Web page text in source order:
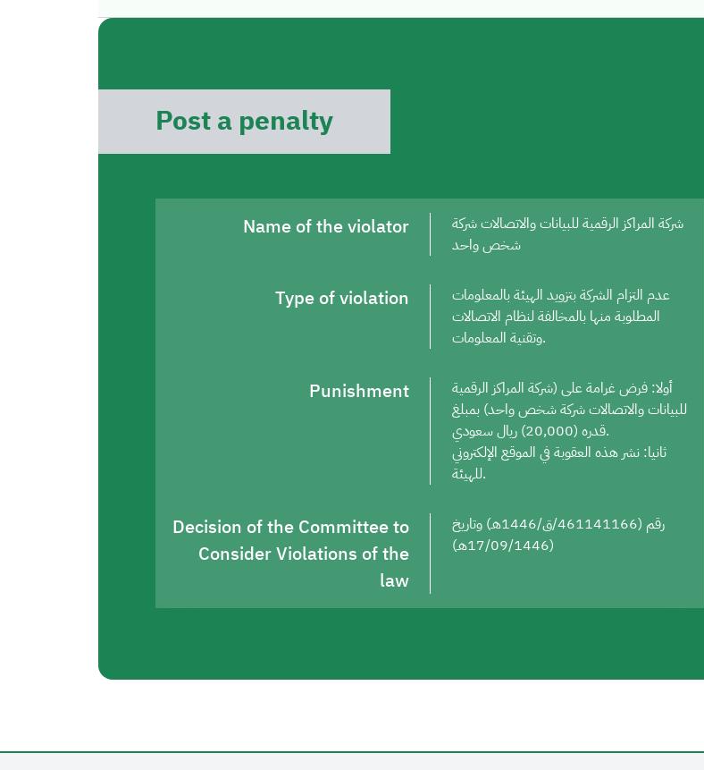
Post a penalty
Name of the violator
شركة المراكز الرقمية للبيانات والاتصالات شركة
شخص واحد
Type of violation
عدم التزام الشركة بتزويد الهيئة بالمعلومات
المطلوبة منها بالمخالفة لنظام الاتصالات
وتقنية المعلومات.
Punishment
أولا: فرض غرامة على (شركة المراكز الرقمية
للبيانات والاتصالات شركة شخص واحد) بمبلغ
قدره (20,000) ريال سعودي.
ثانيا: نشر هذه العقوبة في الموقع الإلكتروني
للهيئة.
Decision of the Committee to
Consider Violations of the
law
رقم (461141166/ق/1446هـ) وتاريخ
(17/09/1446هـ)